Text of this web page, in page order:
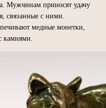
Мужчинам приносят удачу
связанные с ними.
медные монетки,
камнями.